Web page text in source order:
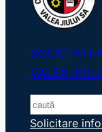
VALEA
S
e
Solicitare